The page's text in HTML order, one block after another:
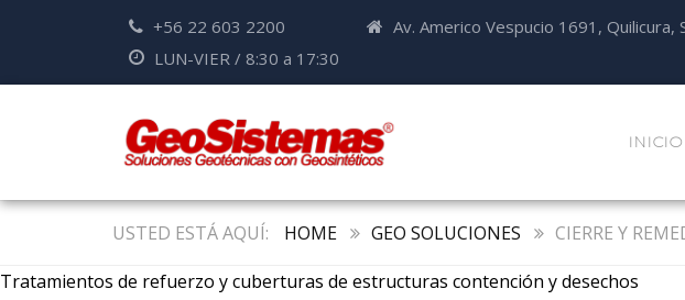
+56 22 603 2200
Av. Americo Vespucio 1691, Quilicura,
LUN-VIER / 8:30 a 17:30
INICIO
HOME GEO SOLUCIONES
CIERRE Y
Tratamientos de refuerzo y cuberturas de estructuras contención y desechos